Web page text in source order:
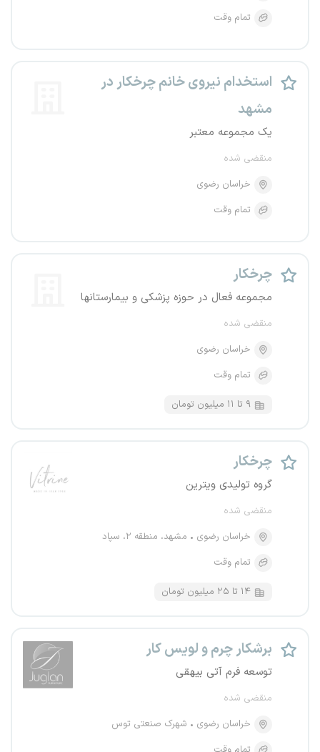
تمام وقت
استخدام نیروی خانم چرخکار در
مشهد
یک مجموعه معتبر
منقضی شده
خراسان رضوی
تمام وقت
چرخکار
مجموعه فعال در حوزه پزشکی و بیمارستانها
منقضی شده
خراسان رضوی
تمام وقت
۹ تا ۱۱ میلیون تومان
چرخکار
گروه تولیدی ویترین
منقضی شده
خراسان رضوی
مشهد، منطقه ۲، سپاد
تمام وقت
۱۴ تا ۲۵ میلیون تومان
برشکار چرم و لویس کار
توسعه فرم آتی بیهقی
منقضی شده
خراسان رضوی
شهرک صنعتی توس